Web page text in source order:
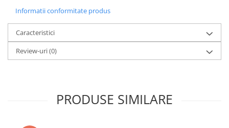
BODY - BUST
COSTUME BAIETI SI PELERINE
COSTUME FETE ROCHITE FUSTE
TRICOURI TEMATICE 3D
Informatii conformitate produs
Caracteristici
Review-uri(0)
PRODUSE SIMILARE